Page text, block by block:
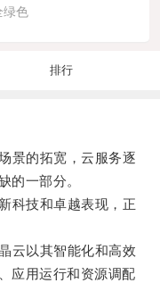
绿色
排行
的拓宽，云服务逐
的一部分。
技和卓越表现，正
以其智能化和高效
应用运行和资源调配